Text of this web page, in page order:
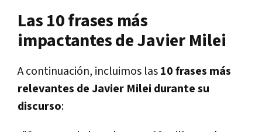
Las 10 frases más
impactantes de Javier Milei
A continuación, incluimos las10 frases más
relevantes de Javier Milei durante su
discurso: